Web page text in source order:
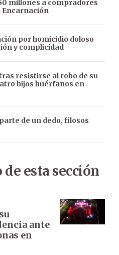
millones a compradores
Encarnación
por homicidio doloso
y complicidad
resistirse al robo de su
hijos huérfanos en
de un dedo, filosos
esta sección
ante
en